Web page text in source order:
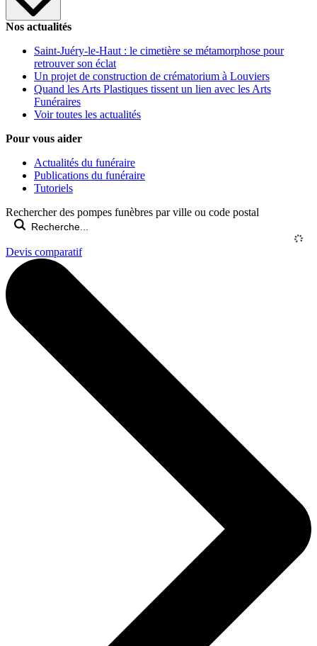
Nos actualités
Saint-Juéry-le-Haut : le cimetière se métamorphose pour
retrouver son éclat
Un projet de construction de crématorium à Louviers
Quand les Arts Plastiques tissent un lien avec les Arts
Funéraires
Voir toutes les actualités
Pour vous aider
Actualités du funéraire
Publications du funéraire
Tutoriels
Rechercher des pompes funèbres par ville ou code postal
Devis comparatif